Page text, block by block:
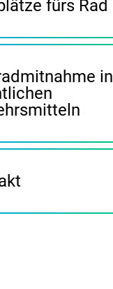
fürs Rad
in